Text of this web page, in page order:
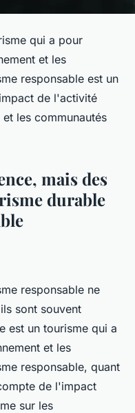
qui a pour
et les
responsable est un
de l'activité
les communautés
mais des
durable
responsable ne
sont souvent
est un tourisme qui a
et les
responsable, quant
de l'impact
sur les